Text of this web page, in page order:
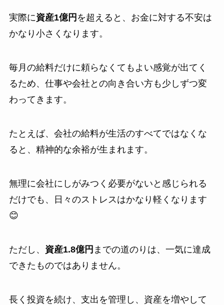
実際に資産1億円 を超えると、お金に対する不安は
かなり小さくなります。
毎月の給料だけに頼らなくてもよい感覚が出てく
るため、仕事や会社との向き合い方も少しずつ変
わってきます。
たとえば、会社の給料が生活のすべてではなくな
ると、精神的な余裕が生まれます。
無理に会社にしがみつく必要がないと感じられる
だけでも、日々のストレスはかなり軽くなります
😊
ただし、 資産1.8億円 までの道のりは、一気に達成
できたものではありません。
長く投資を続け、支出を管理し、資産を増やして